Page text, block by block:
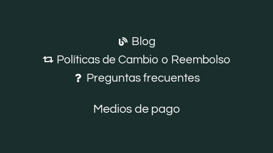
Blog
Políticas de Cambio o Reembolso
Preguntas frecuentes
Medios de pago